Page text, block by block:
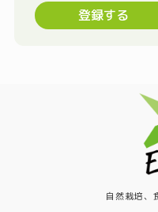
登録する
自然栽培、